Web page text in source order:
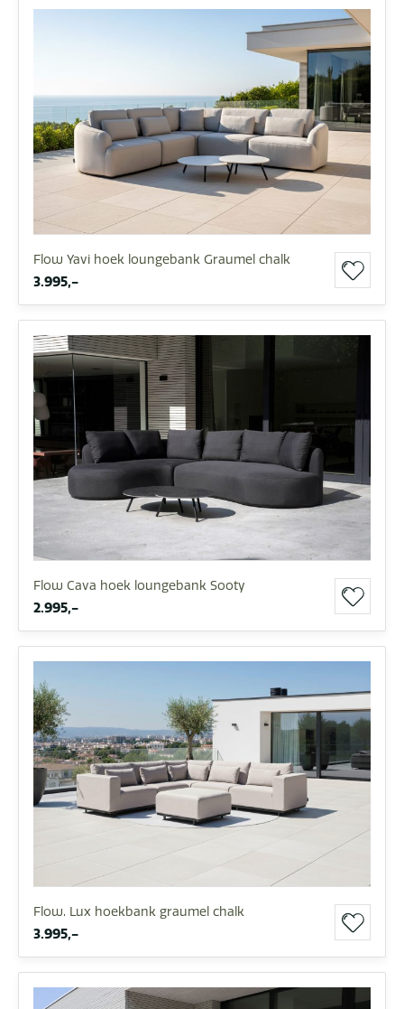
Flow Yavi hoek loungebank Graumel chalk
3.995,-
Flow Cava hoek loungebank Sooty
2.995,-
Flow. Lux hoekbank graumel chalk
3.995,-